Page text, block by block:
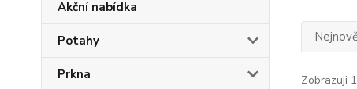
Akční nabídka
Potahy
Prkna Zobrazuji